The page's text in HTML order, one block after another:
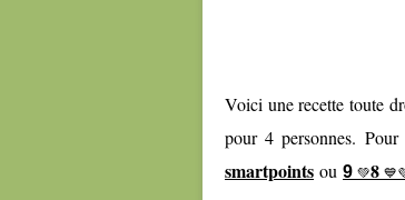
Voici une recette toute
pour 4 personnes.
smartpoints ou 9 💚8